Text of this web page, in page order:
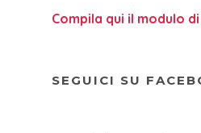
Compila qui il modulo
SEGUICI SU